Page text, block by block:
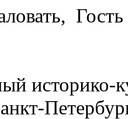
Гость
историко-